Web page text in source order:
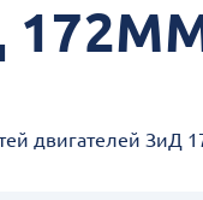
двигателей ЗиД